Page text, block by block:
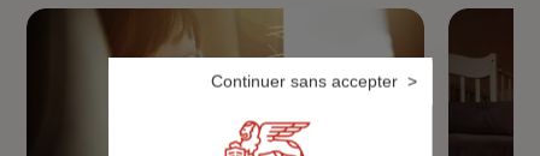
Continuer sans accepter